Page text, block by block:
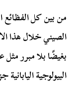
من بين كل الفظائع
الصيني خلال هذا
البيولوجية